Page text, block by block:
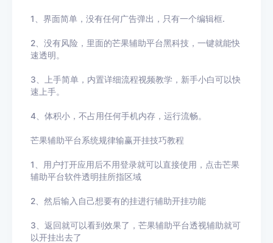
1、界面简单，没有任何广告弹出，只有一个编辑框.
2、没有风险，里面的芒果辅助平台黑科技，一键就能快
速透明。
3、上手简单，内置详细流程视频教学，新手小白可以快
速上手。
4、体积小，不占用任何手机内存，运行流畅。
芒果辅助平台系统规律输赢开挂技巧教程
1、用户打开应用后不用登录就可以直接使用，点击芒果
辅助平台软件透明挂所指区域
2、然后输入自己想要有的挂进行辅助开挂功能
3 、返回就可以看到效果了， 芒果辅助平台透视辅助就可
以开挂出去了